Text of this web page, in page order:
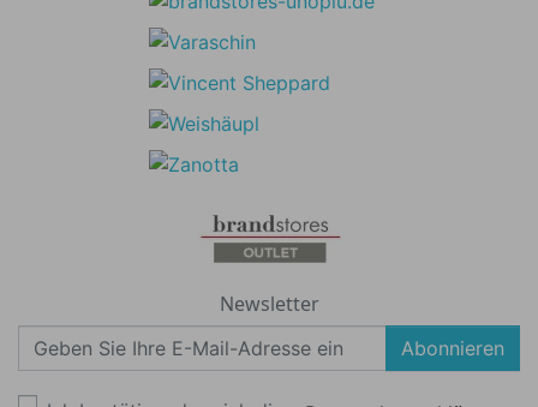
Newsletter
Abonnieren